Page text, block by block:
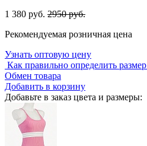
1 380 руб. 2950 руб.
Рекомендуемая розничная цена
Узнать оптовую цену
Как правильно определить размер
Обмен товара
Добавить в корзину
Добавьте в заказ цвета и размеры: